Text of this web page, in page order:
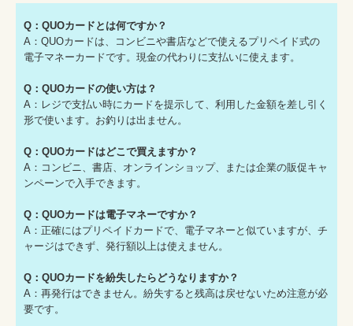
Q：QUOカードとは何ですか？
A：QUOカードは、コンビニや書店などで使えるプリペイド式の
電子マネーカードです。現金の代わりに支払いに使えます。
Q：QUOカードの使い方は？
A：レジで支払い時にカードを提示して、利用した金額を差し引く
形で使います。お釣りは出ません。
Q：QUOカードはどこで買えますか？
A：コンビニ、書店、オンラインショップ、または企業の販促キャ
ンペーンで入手できます。
Q：QUOカードは電子マネーですか？
A：正確にはプリペイドカードで、電子マネーと似ていますが、チ
ャージはできず、発行額以上は使えません。
Q：QUOカードを紛失したらどうなりますか？
A：再発行はできません。紛失すると残高は戻せないため注意が必
要です。